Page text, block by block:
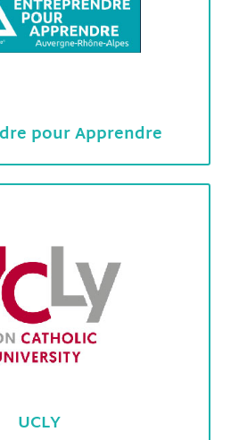
pour Apprendre
UCLY